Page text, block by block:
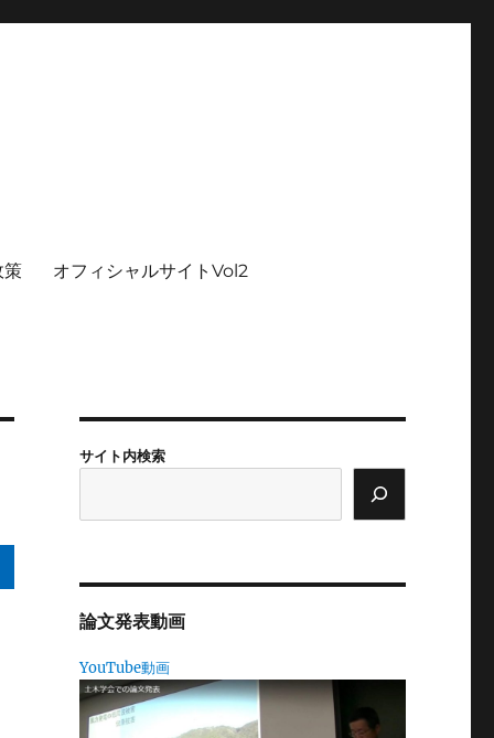
策 オフィシャルサイトVol2
サイト内検索
論文発表動画
YouTube動画